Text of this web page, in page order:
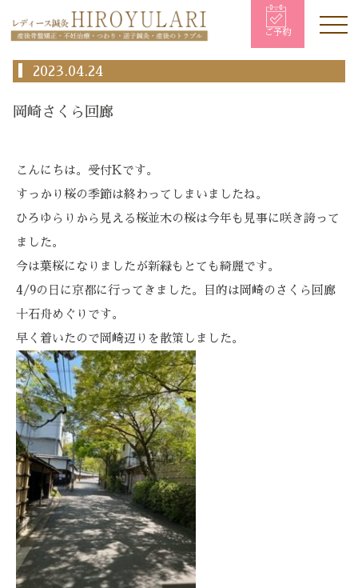
ご予約
2023.04.24
岡崎さくら回廊
こんにちは。受付Kです。
すっかり桜の季節は終わってしまいましたね。
ひろゆらりから見える桜並木の桜は今年も見事に咲き誇って
ました。
今は葉桜になりましたが新緑もとても綺麗です。
4/9の日に京都に行ってきました。目的は岡崎のさくら回廊
十石舟めぐりです。
早く着いたので岡崎辺りを散策しました。